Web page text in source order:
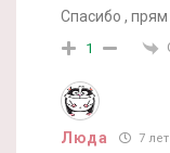
Спасибо ,
1
Люда 7